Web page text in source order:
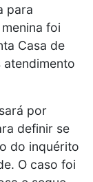
para
foi
Casa de
por
definir se
do inquérito
O caso foi